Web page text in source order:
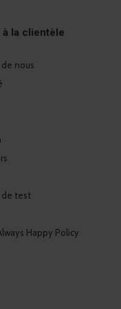
à la clientèle
nous
de test
Happy Policy